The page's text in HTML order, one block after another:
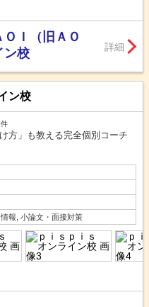
Ｉ（旧ＡＯ
ン校
詳細
ン校
件
方」も教える完全個別コーチ
報, 小論文・面接対策